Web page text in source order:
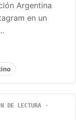
Argentina
en un
DE LECTURA